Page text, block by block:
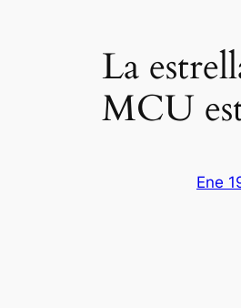
La
MCU
Ene